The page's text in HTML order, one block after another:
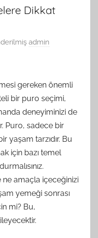
Dikkat
admin
gereken önemli
bir puro seçimi,
deneyiminizi de
Puro, sadece bir
yaşam tarzıdır. Bu
için bazı temel
amaçla içeceğinizi
yemeği sonrası
mi? Bu,